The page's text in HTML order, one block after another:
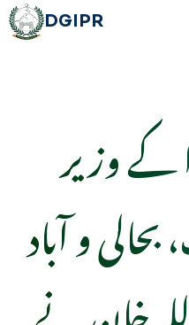
DGIPR
کے وزیر
و آباد